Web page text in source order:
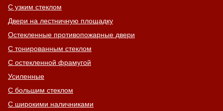
С узким стеклом
Двери на лестничную площадку
Остекленные противопожарные двери
С тонированным стеклом
С остекленной фрамугой
Усиленные
С большим стеклом
С широкими наличниками